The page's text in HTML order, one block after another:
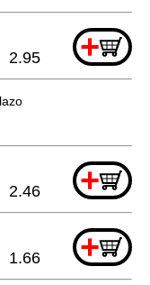
+
2.95
+
2.46
+
1.66